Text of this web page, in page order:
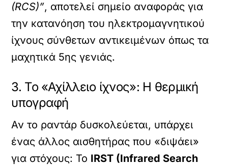
(RCS)”, αποτελεί σημείο αναφοράς για
την κατανόηση του ηλεκτρομαγνητικού
ίχνους σύνθετων αντικειμένων όπως τα
μαχητικά 5ης γενιάς.
3. Το «Αχίλλειο ίχνος»: Η θερμική
υπογραφή
Αν το ραντάρ δυσκολεύεται, υπάρχει
ένας άλλος αισθητήρας που «διψάει»
για στόχους: Το IRST (Infrared Search